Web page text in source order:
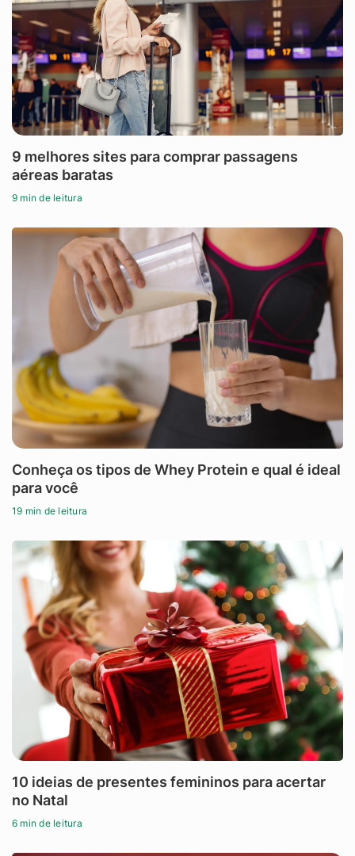
9 melhores sites para comprar passagens
aéreas baratas
9 min de leitura
Conheça os tipos de Whey Protein e qual é ideal
para você
19 min de leitura
10 ideias de presentes femininos para acertar
no Natal
6 min de leitura